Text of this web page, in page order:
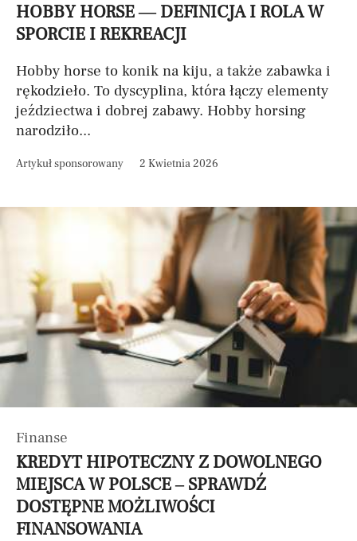
HOBBY HORSE — DEFINICJA I ROLA W
SPORCIE I REKREACJI
Hobby horse to konik na kiju, a także zabawka i
rękodzieło. To dyscyplina, która łączy elementy
jeździectwa i dobrej zabawy. Hobby horsing
narodziło...
Artykuł sponsorowany 2 Kwietnia 2026
Finanse
KREDYT HIPOTECZNY Z DOWOLNEGO
MIEJSCA W POLSCE – SPRAWDŹ
DOSTĘPNE MOŻLIWOŚCI
FINANSOWANIA